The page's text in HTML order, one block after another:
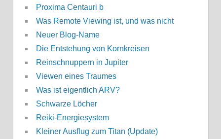
Proxima Centauri b
Was Remote Viewing ist, und was nicht
Neuer Blog-Name
Die Entstehung von Kornkreisen
Reinschnuppern in Jupiter
Viewen eines Traumes
Was ist eigentlich ARV?
Schwarze Löcher
Reiki-Energiesystem
Kleiner Ausflug zum Titan (Update)